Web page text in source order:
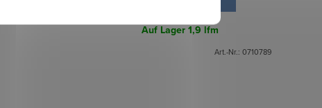
Auf Lager1,9 lfm
Art.-Nr.: 0710789